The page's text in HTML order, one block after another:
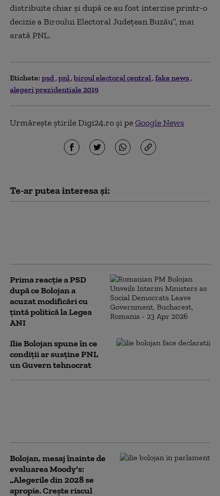
distribuite chiar și după ce au fost interzise printr-o
decizie a Biroului Electoral Județean Buzău”, mai
arată PNL.
Etichete: psd pnl biroul electoral central fake news
alegeri prezidentiale 2019
Urmărește știrile Digi24.ro și peGoogle News
Te-ar putea interesa și:
Prima reacție a PSD
după ce Bolojan a
acuzat modificări cu
țintă politică la Legea
ANI
Ilie Bolojan spune în ce
condiții ar susține PNL
un Guvern tehnocrat
Bolojan, mesaj înainte de
evaluarea Moody's:
„Alegerile din 2028 se
apropie. Crește riscul